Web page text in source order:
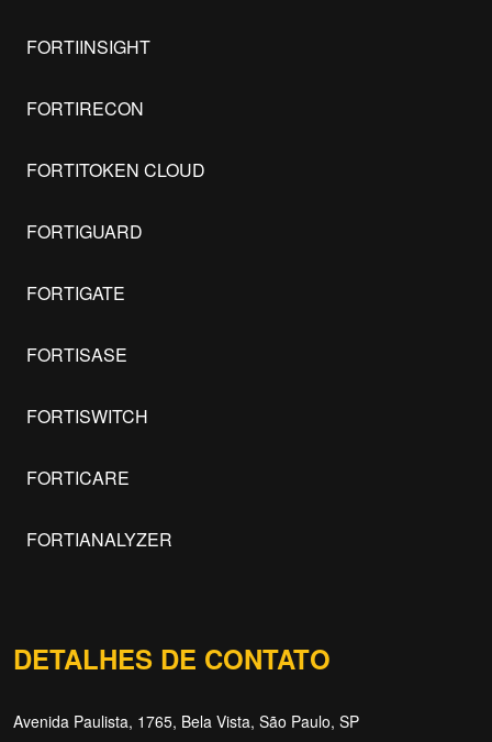
FORTIINSIGHT
FORTIRECON
FORTITOKEN CLOUD
FORTIGUARD
FORTIGATE
FORTISASE
FORTISWITCH
FORTICARE
FORTIANALYZER
DETALHES DE CONTATO
Avenida Paulista, 1765, Bela Vista, São Paulo, SP